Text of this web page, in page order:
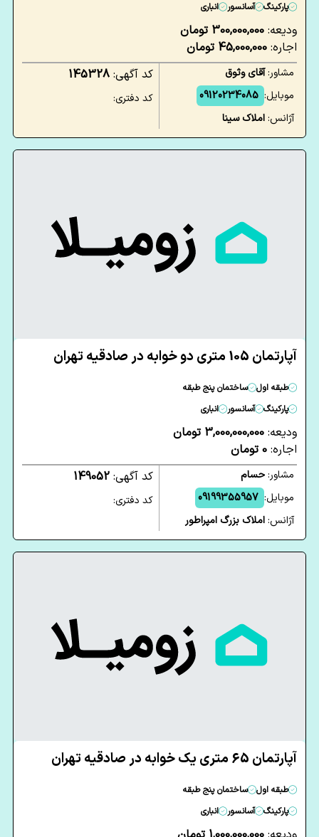
پارکینگ
آسانسور انباری
ودیعه: 300,000,000 تومان
اجاره: 45,000,000 تومان
مشاور:آقای وثوق
موبایل: 09120234085
آژانس:املاک سینا
کد آگهی: 145328
کد دفتری:
آپارتمان 105 متری دو خوابه در صادقیه تهران
طبقه اول
ساختمان پنج طبقه
پارکینگ
آسانسور انباری
ودیعه: 3,000,000,000 تومان
اجاره: 0 تومان
مشاور:حسام
موبایل: 09199355957
آژانس:املاک بزرگ امپراطور
کد آگهی: 149052
کد دفتری:
آپارتمان 65 متری یک خوابه در صادقیه تهران
طبقه اول
ساختمان پنج طبقه
پارکینگ
آسانسور انباری